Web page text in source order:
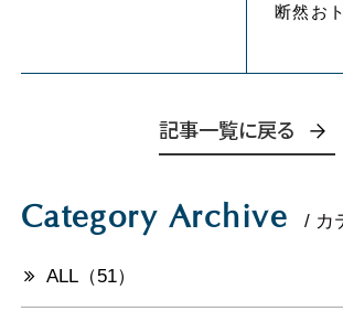
断然お
記事一覧に戻る
Category Archive / カ
ALL（51）